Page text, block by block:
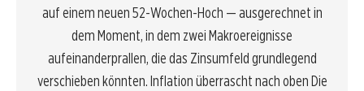
auf einem neuen 52-Wochen-Hoch — ausgerechnet in
dem Moment, in dem zwei Makroereignisse
aufeinanderprallen, die das Zinsumfeld grundlegend
verschieben könnten. Inflation überrascht nach oben Die